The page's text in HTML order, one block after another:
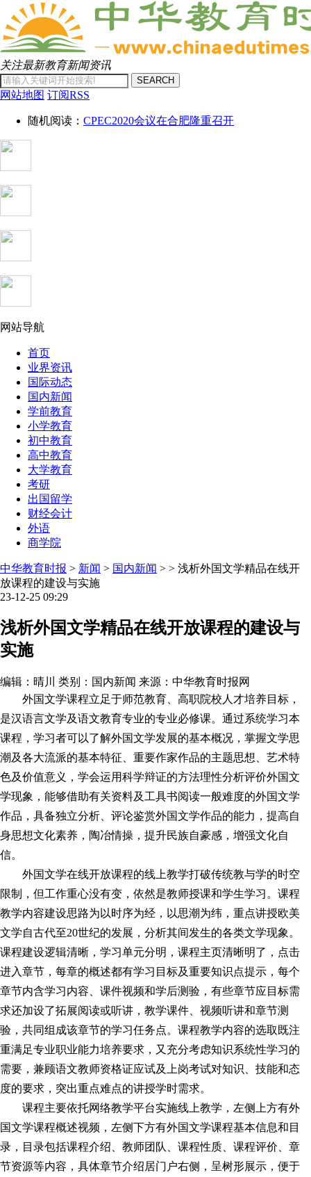
关注最新教育新闻资讯
SEARCH
网站地图 订阅RSS
随机阅读： CPEC2020会议在合肥隆重召开
网站导航
首页
业界资讯
国际动态
国内新闻
学前教育
小学教育
初中教育
高中教育
大学教育
考研
出国留学
财经会计
外语
商学院
中华教育时报 > 新闻 > 国内新闻 > > 浅析外国文学精品在线开
放课程的建设与实施
23-12-25 09:29
浅析外国文学精品在线开放课程的建设与
实施
编辑：晴川 类别：国内新闻 来源：中华教育时报网
外国文学课程立足于师范教育、高职院校人才培养目标，
是汉语言文学及语文教育专业的专业必修课。通过系统学习本
课程，学习者可以了解外国文学发展的基本概况，掌握文学思
潮及各大流派的基本特征、重要作家作品的主题思想、艺术特
色及价值意义，学会运用科学辩证的方法理性分析评价外国文
学现象，能够借助有关资料及工具书阅读一般难度的外国文学
作品，具备独立分析、评论鉴赏外国文学作品的能力，提高自
身思想文化素养，陶冶情操，提升民族自豪感，增强文化自
信。
外国文学在线开放课程的线上教学打破传统教与学的时空
限制，但工作重心没有变，依然是教师授课和学生学习 。课程
教学内容建设思路为以时序为经，以思潮为纬，重点讲授欧美
文学自古代至20世纪的发展，分析其间发生的各类文学现象。
课程建设逻辑清晰，学习单元分明，课程主页清晰明了，点击
进入章节，每章的概述都有学习 目标及重要知识点提示，每个
章节内含学习内容、课件视频和学后测验，有些章节应目标需
求还加设了拓展阅读或听讲，教学课件、视频听讲和章节测
验，共同组成该章节的学习任务点。课程教学内容的选取既注
重满足专业职业能力培养要求，又充分考虑知识系统性学习的
需要，兼顾语文教师资格证应试及上岗考试对知识、技能和态
度的要求，突出重点难点的讲授学时需求。
课程主要依托网络教学平台实施线上教学，左侧上方有外
国文学课程概述视频，左侧下方有外国文学课程基本信息和目
录，目录包括课程介绍、教师团队、课程性质、课程评价、章
节资源等内容，具体章节介绍居门户右侧，呈树形展示，便于